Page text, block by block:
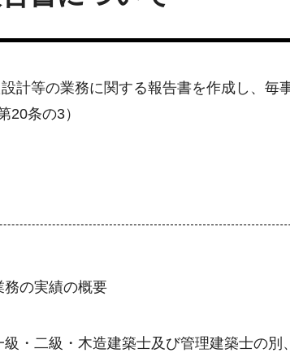
計等の業務に関する報告書を作成し、
20条の3）
の実績の概要
・二級・木造建築士及び管理建築士の